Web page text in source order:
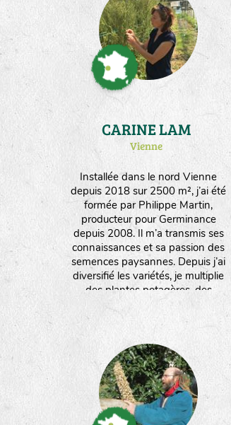
Installée dans le nord Vienne
depuis 2018 sur 2500 m², j’ai été
formée par Philippe Martin,
producteur pour Germinance
depuis 2008. Il m’a transmis ses
connaissances et sa passion des
semences paysannes. Depuis j’ai
diversifié les variétés, je multiplie
des plantes potagères, des
aromatiques et médicinales, des
fleurs. Je travaille manuellement et
interviens le moins possible sur les
plantes pour favoriser leur rusticité
et leur adaptation. Je produits
également des plants issus de ces
semences. J’aime l’infinie poésie
par laquelle la nature se réinvente à
travers les graines !
CARINE LAM
Vienne